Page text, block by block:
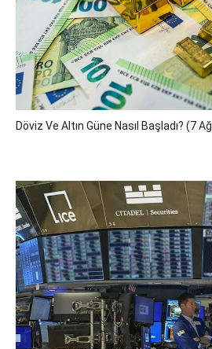
Döviz Ve Altın Güne Nasıl Başladı? (7